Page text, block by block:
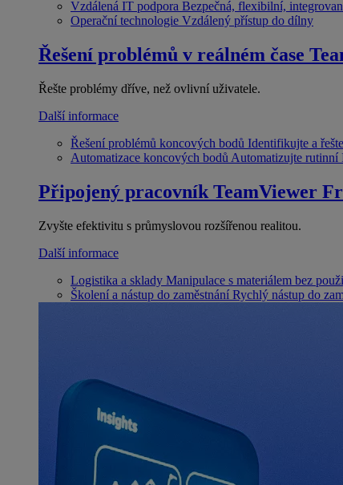
Vzdálená IT podpora Bezpečná, flexibilní,
Operační technologie Vzdálený přístup do dílny
Řešení problémů v reálném čase
Řešte problémy dříve, než ovlivní uživatele.
Další informace
Řešení problémů koncových bodů Identifikujte a
Automatizace koncových bodů Automatizujte
Připojený pracovník TeamViewer
Zvyšte efektivitu s průmyslovou rozšířenou realitou.
Další informace
Logistika a sklady Manipulace s materiálem bez
Školení a nástup do zaměstnání Rychlý nástup do